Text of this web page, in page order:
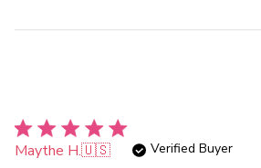
Maythe H.🇺🇸 Verified Buyer